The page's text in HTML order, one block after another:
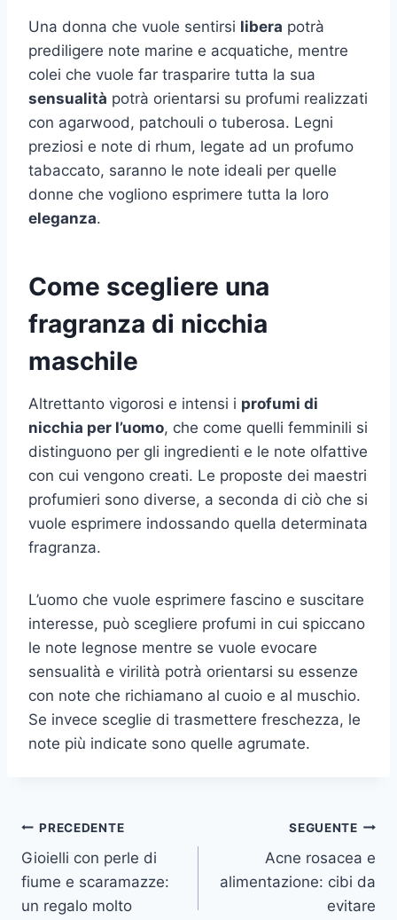
Una donna che vuole sentirsi libera potrà
prediligere note marine e acquatiche, mentre
colei che vuole far trasparire tutta la sua
sensualità potrà orientarsi su profumi realizzati
con agarwood, patchouli o tuberosa. Legni
preziosi e note di rhum, legate ad un profumo
tabaccato, saranno le note ideali per quelle
donne che vogliono esprimere tutta la loro
eleganza.
Come scegliere una
fragranza di nicchia
maschile
Altrettanto vigorosi e intensi i profumi di
nicchia per l’uomo, che come quelli femminili si
distinguono per gli ingredienti e le note olfattive
con cui vengono creati. Le proposte dei maestri
profumieri sono diverse, a seconda di ciò che si
vuole esprimere indossando quella determinata
fragranza.
L’uomo che vuole esprimere fascino e suscitare
interesse, può scegliere profumi in cui spiccano
le note legnose mentre se vuole evocare
sensualità e virilità potrà orientarsi su essenze
con note che richiamano al cuoio e al muschio.
Se invece sceglie di trasmettere freschezza, le
note più indicate sono quelle agrumate.
Navigazione
articoli
PRECEDENTE
Gioielli con perle di
fiume e scaramazze:
un regalo molto
SEGUENTE
Acne rosacea e
alimentazione: cibi da
evitare